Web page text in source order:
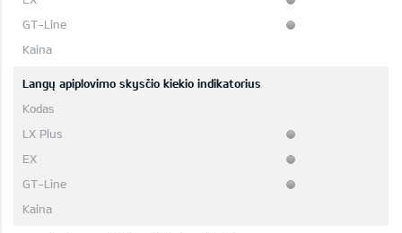
Langų apiplovimo skysčio kiekio indikatorius